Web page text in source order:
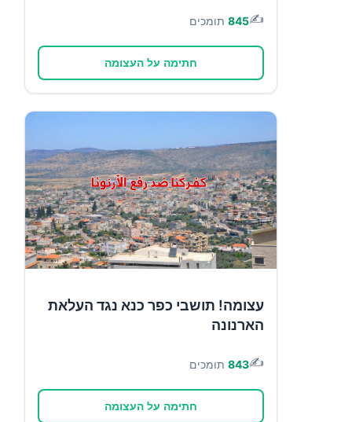
✍️
845 תומכים
חתימה על העצומה
עצומה! תושבי כפר כנא נגד העלאת
הארנונה
✍️
843 תומכים
חתימה על העצומה